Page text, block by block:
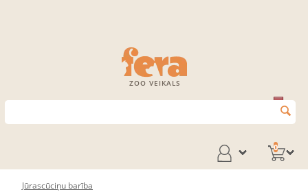
ZOO VEIKALS
0
Jūrascūciņu barība